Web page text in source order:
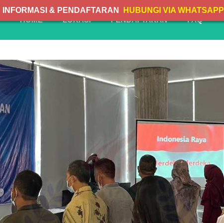
HOME LOKASI PENDAFTARAN FAQ
INFORMASI & PENDAFTARAN HUBUNGI VIA WHATSAPP